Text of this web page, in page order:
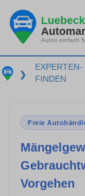
Luebeck
Autos einfach
❯
EXPERTEN-
FINDEN
Freie
Vorgehen